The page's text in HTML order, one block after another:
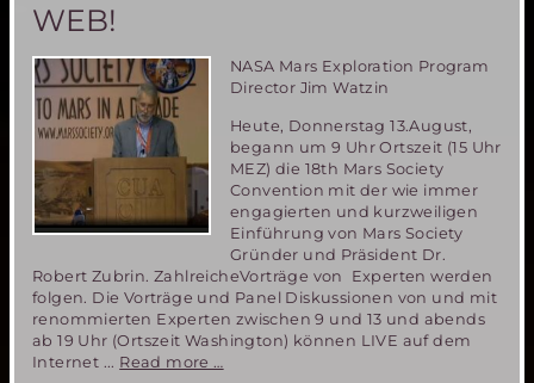
nicht
WEB!
NASA Mars Exploration Program
Director Jim Watzin
Heute, Donnerstag 13.August,
begann um 9 Uhr Ortszeit (15 Uhr
MEZ) die 18th Mars Society
Convention mit der wie immer
engagierten und kurzweiligen
Einführung von Mars Society
Gründer und Präsident Dr.
Robert Zubrin. ZahlreicheVorträge von Experten werden
folgen. Die Vorträge und Panel Diskussionen von und mit
renommierten Experten zwischen 9 und 13 und abends
ab 19 Uhr (Ortszeit Washington) können LIVE auf dem
Internet ... Read more …